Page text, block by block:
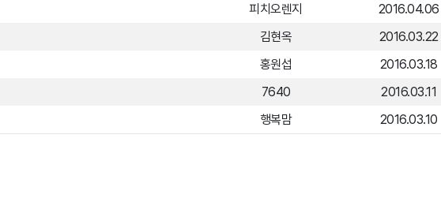
피치오렌지 2016.04.06
김현옥 2016.03.22
홍원섭 2016.03.18
7640 2016.03.11
행복맘 2016.03.10